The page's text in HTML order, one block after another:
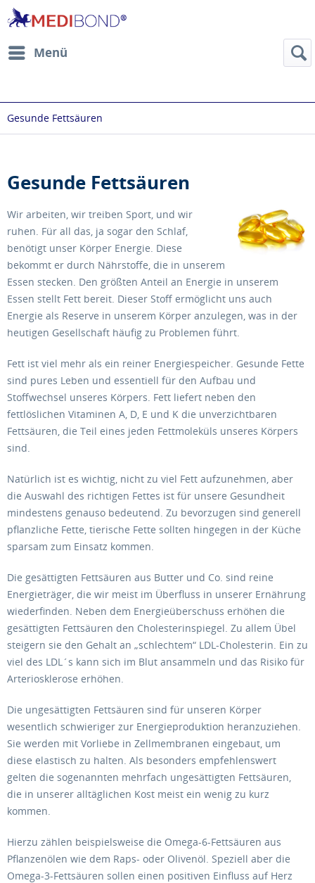
Menü
Gesunde Fettsäuren
Gesunde Fettsäuren
Wir arbeiten, wir treiben Sport, und wir
ruhen. Für all das, ja sogar den Schlaf,
benötigt unser Körper Energie. Diese
bekommt er durch Nährstoffe, die in unserem
Essen stecken. Den größten Anteil an Energie in unserem
Essen stellt Fett bereit. Dieser Stoff ermöglicht uns auch
Energie als Reserve in unserem Körper anzulegen, was in der
heutigen Gesellschaft häufig zu Problemen führt.
Fett ist viel mehr als ein reiner Energiespeicher. Gesunde Fette
sind pures Leben und essentiell für den Aufbau und
Stoffwechsel unseres Körpers. Fett liefert neben den
fettlöslichen Vitaminen A, D, E und K die unverzichtbaren
Fettsäuren, die Teil eines jeden Fettmoleküls unseres Körpers
sind.
Natürlich ist es wichtig, nicht zu viel Fett aufzunehmen, aber
die Auswahl des richtigen Fettes ist für unsere Gesundheit
mindestens genauso bedeutend. Zu bevorzugen sind generell
pflanzliche Fette, tierische Fette sollten hingegen in der Küche
sparsam zum Einsatz kommen.
Die gesättigten Fettsäuren aus Butter und Co. sind reine
Energieträger, die wir meist im Überfluss in unserer Ernährung
wiederfinden. Neben dem Energieüberschuss erhöhen die
gesättigten Fettsäuren den Cholesterinspiegel. Zu allem Übel
steigern sie den Gehalt an „schlechtem“ LDL-Cholesterin. Ein zu
viel des LDL´s kann sich im Blut ansammeln und das Risiko für
Arteriosklerose erhöhen.
Die ungesättigten Fettsäuren sind für unseren Körper
wesentlich schwieriger zur Energieproduktion heranzuziehen.
Sie werden mit Vorliebe in Zellmembranen eingebaut, um
diese elastisch zu halten. Als besonders empfehlenswert
gelten die sogenannten mehrfach ungesättigten Fettsäuren,
die in unserer alltäglichen Kost meist ein wenig zu kurz
kommen.
Hierzu zählen beispielsweise die Omega-6-Fettsäuren aus
Pflanzenölen wie dem Raps- oder Olivenöl. Speziell aber die
Omega-3-Fettsäuren sollen einen positiven Einfluss auf Herz